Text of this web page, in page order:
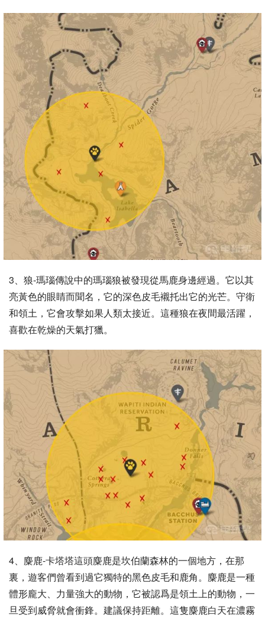
3、狼-瑪瑙傳說中的瑪瑙狼被發現從馬鹿身邊經過。它以其
亮黃色的眼睛而聞名，它的深色皮毛襯托出它的光芒。守衛
和領土，它會攻擊如果人類太接近。這種狼在夜間最活躍，
喜歡在乾燥的天氣打獵。
4、麋鹿-卡塔塔這頭麋鹿是坎伯蘭森林的一個地方，在那
裏，遊客們曾看到過它獨特的黑色皮毛和鹿角。麋鹿是一種
體形龐大、力量強大的動物，它被認爲是領土上的動物，一
旦受到威脅就會衝鋒。建議保持距離。這隻麋鹿白天在濃霧